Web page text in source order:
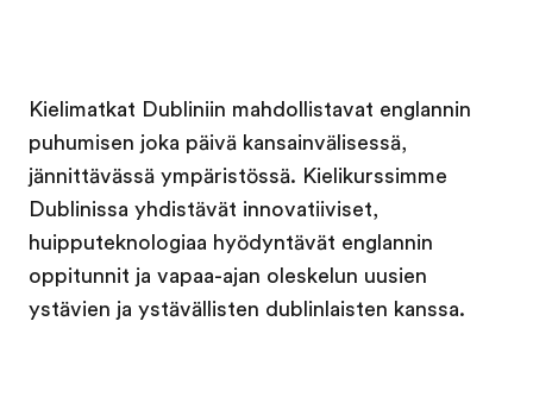
Tutustu meihin tarkemmin
Työpaikat EF:llä
Liity joukkoomme
Kielimatkat Dubliniin mahdollistavat englannin
puhumisen joka päivä kansainvälisessä,
jännittävässä ympäristössä. Kielikurssimme
Dublinissa yhdistävät innovatiiviset,
huipputeknologiaa hyödyntävät englannin
oppitunnit ja vapaa-ajan oleskelun uusien
ystävien ja ystävällisten dublinlaisten kanssa.